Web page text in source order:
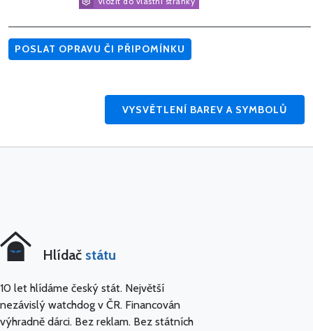
POSLAT OPRAVU ČI PŘIPOMÍNKU
VYSVĚTLENÍ BAREV A SYMBOLŮ
Hlídač státu
10 let hlídáme český stát. Největší
nezávislý watchdog v ČR. Financován
výhradně dárci. Bez reklam. Bez státních